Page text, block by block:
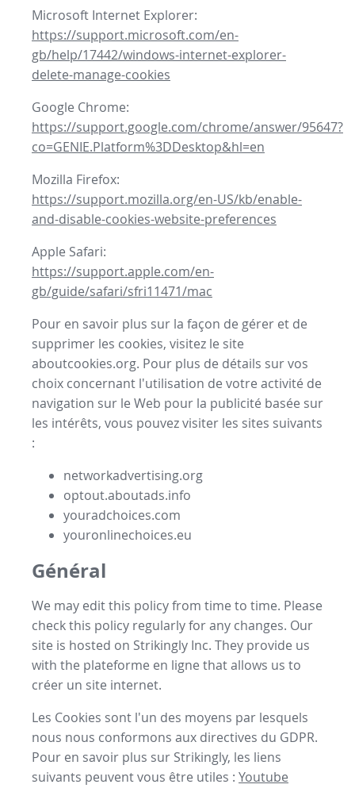
Microsoft Internet Explorer:
https://support.microsoft.com/en-
gb/help/17442/windows-internet-explorer-
delete-manage-cookies
Google Chrome:
https://support.google.com/chrome/answer/95647?
co=GENIE.Platform%3DDesktop&hl=en
Mozilla Firefox:
https://support.mozilla.org/en-US/kb/enable-
and-disable-cookies-website-preferences
Apple Safari:
https://support.apple.com/en-
gb/guide/safari/sfri11471/mac
Pour en savoir plus sur la façon de gérer et de
supprimer les cookies, visitez le site
aboutcookies.org. Pour plus de détails sur vos
choix concernant l'utilisation de votre activité de
navigation sur le Web pour la publicité basée sur
les intérêts, vous pouvez visiter les sites suivants
:
networkadvertising.org
optout.aboutads.info
youradchoices.com
youronlinechoices.eu
Général
We may edit this policy from time to time. Please
check this policy regularly for any changes. Our
site is hosted on Strikingly Inc. They provide us
with the plateforme en ligne that allows us to
créer un site internet.
Les Cookies sont l'un des moyens par lesquels
nous nous conformons aux directives du GDPR.
Pour en savoir plus sur Strikingly, les liens
suivants peuvent vous être utiles : Youtube